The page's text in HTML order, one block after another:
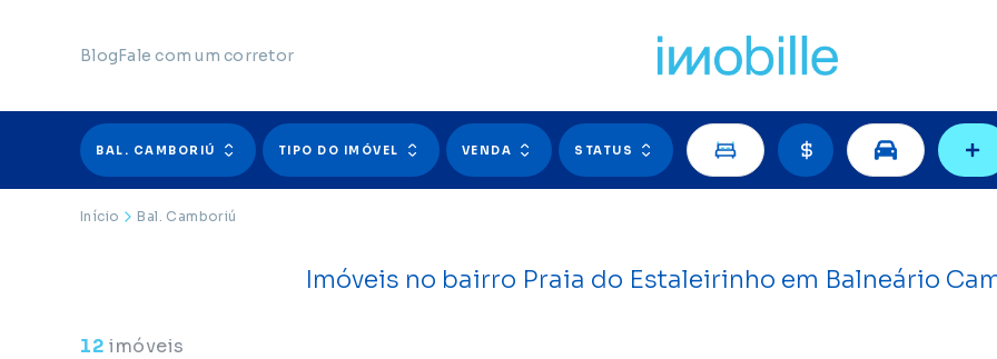
BlogFale com um corretor
BAL. CAMBORIÚ TIPO DO IMÓVEL VENDA STATUS
Início Bal. Camboriú
Imóveis no bairro Praia do Estaleirinho em Balneário
12 imóveis